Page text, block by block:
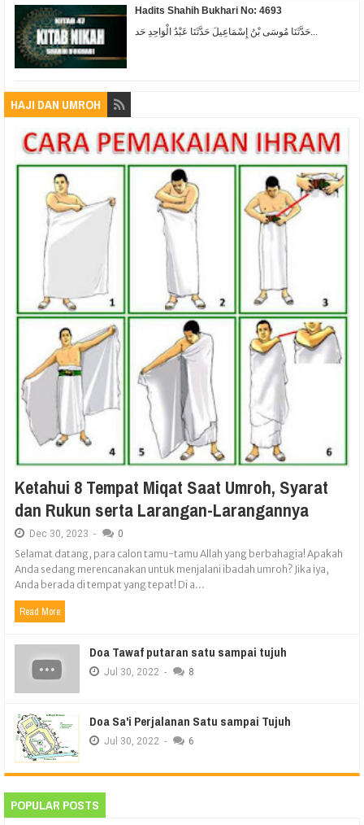
Hadits Shahih Bukhari No: 4693
حَدَّثَنَا مُوسَى بْنُ إِسْمَاعِيلَ حَدَّثَنَا عَبْدُ الْوَاحِدِ حَد...
HAJI DAN UMROH
Ketahui 8 Tempat Miqat Saat Umroh, Syarat
dan Rukun serta Larangan-Larangannya
Dec 30, 2023 - 0
Selamat datang, para calon tamu-tamu Allah yang berbahagia! Apakah
Anda sedang merencanakan untuk menjalani ibadah umroh? Jika iya,
Anda berada di tempat yang tepat! Di a...
Read More
Doa Tawaf putaran satu sampai tujuh
Jul 30, 2022 - 8
Doa Sa'i Perjalanan Satu sampai Tujuh
Jul 30, 2022 - 6
POPULAR POSTS